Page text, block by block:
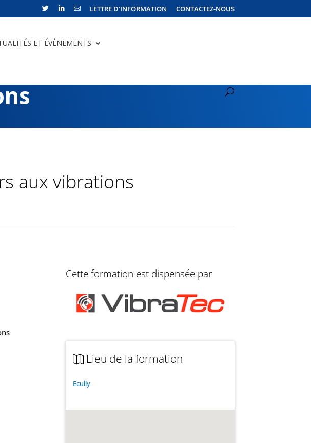
   LETTRE D’INFORMATION CONTACTEZ-NOUS
ET ÉVÈNEMENTS
aux vibrations
Cette formation est dispensée par
Lieu de la formation
Ecully